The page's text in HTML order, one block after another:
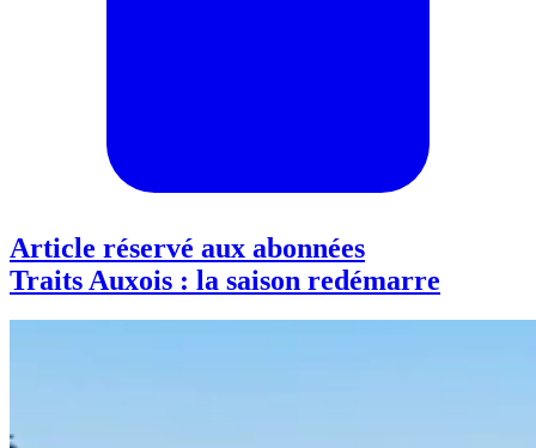
Article réservé aux abonnées
Traits Auxois : la saison redémarre